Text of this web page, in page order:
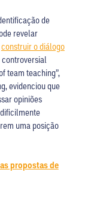
de
revelar
construir o diálogo
team teaching”,
evidenciou que
opiniões
uma posição
propostas de